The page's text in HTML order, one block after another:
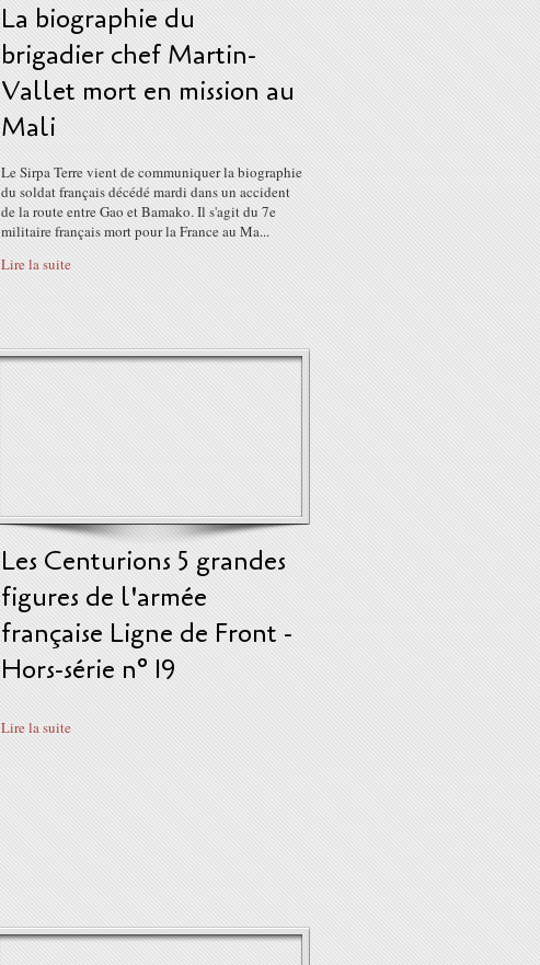
La biographie du
brigadier chef Martin-
Vallet mort en mission au
Mali
Le Sirpa Terre vient de communiquer la biographie
du soldat français décédé mardi dans un accident
de la route entre Gao et Bamako. Il s'agit du 7e
militaire français mort pour la France au Ma...
Lire la suite
Les Centurions 5 grandes
figures de l'armée
française Ligne de Front -
Hors-série n° 19
Lire la suite